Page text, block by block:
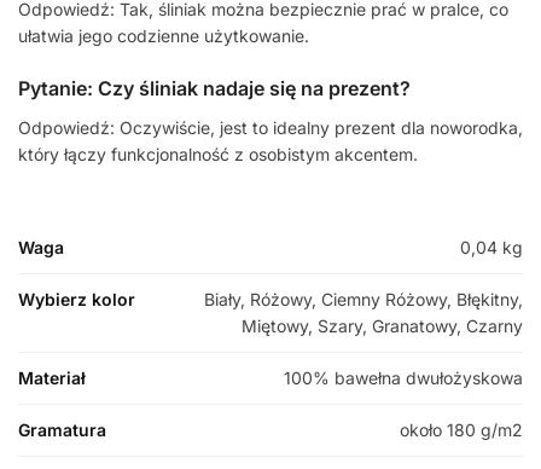
Odpowiedź: Tak, śliniak można bezpiecznie prać w pralce, co
ułatwia jego codzienne użytkowanie.
Pytanie: Czy śliniak nadaje się na prezent?
Odpowiedź: Oczywiście, jest to idealny prezent dla noworodka,
który łączy funkcjonalność z osobistym akcentem.
Waga 0,04 kg
Wybierz kolor
Biały, Różowy, Ciemny Różowy, Błękitny,
Miętowy, Szary, Granatowy, Czarny
Materiał 100% bawełna dwułożyskowa
Gramatura około 180 g/m2